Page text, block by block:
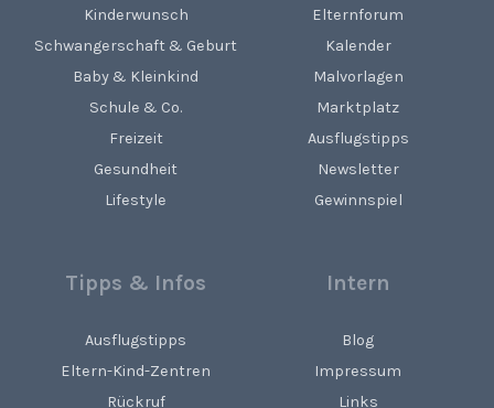
Kinderwunsch
Schwangerschaft & Geburt
Baby & Kleinkind
Schule & Co.
Freizeit
Gesundheit
Lifestyle
Elternforum
Kalender
Malvorlagen
Marktplatz
Ausflugstipps
Newsletter
Gewinnspiel
Tipps & Infos
Ausflugstipps
Eltern-Kind-Zentren
Rückruf
Intern
Blog
Impressum
Links